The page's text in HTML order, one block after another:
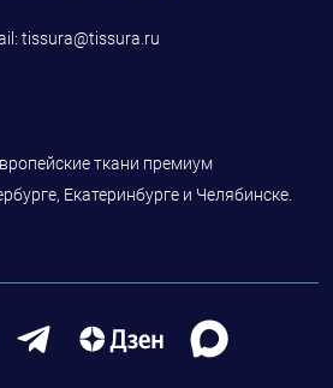
tissura@tissura.ru
ткани премиум
Екатеринбурге и Челябинске.